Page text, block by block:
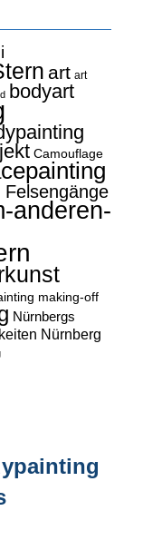
art art
bodyart
Camouflage
Felsengänge
anderen-
making-off
Nürnbergs
Nürnberg